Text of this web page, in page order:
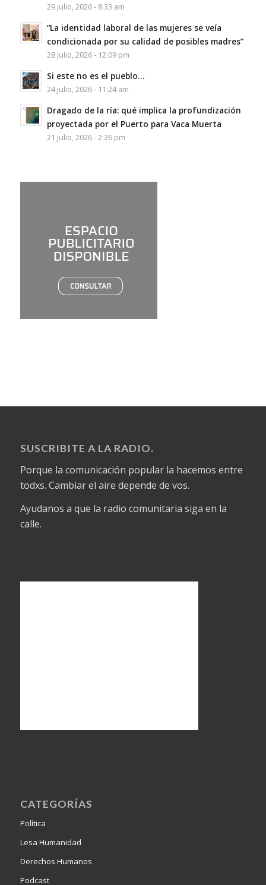
29 julio, 2026 - 8:33 am
“La identidad laboral de las mujeres se veía
condicionada por su calidad de posibles madres”
28 julio, 2026 - 12:09 pm
Si este no es el pueblo…
24 julio, 2026 - 11:24 am
Dragado de la ría: qué implica la profundización
proyectada por el Puerto para Vaca Muerta
21 julio, 2026 - 2:26 pm
SUSCRIBITE A LA RADIO.
Porque la comunicación popular la hacemos entre
todxs. Cambiar el aire depende de vos.
Ayudanos a que la radio comunitaria siga en la
calle.
CATEGORÍAS
Política
Lesa Humanidad
Derechos Humanos
Podcast